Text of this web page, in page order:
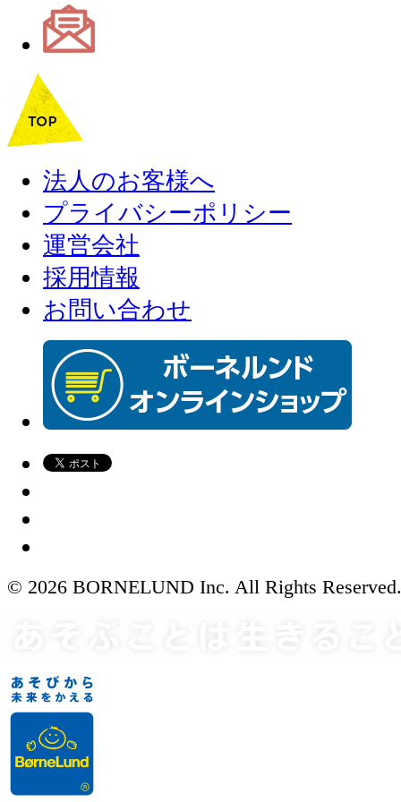
法人のお客様へ
プライバシーポリシー
運営会社
採用情報
お問い合わせ
© 2026 BORNELUND Inc. All Rights Reserved.